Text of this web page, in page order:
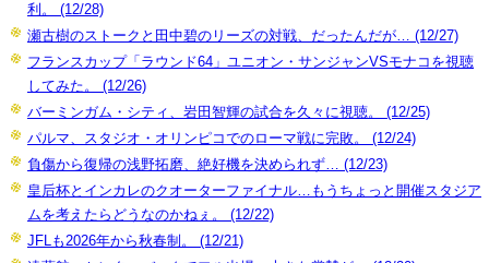
利。 (12/28)
瀬古樹のストークと田中碧のリーズの対戦、だったんだが… (12/27)
フランスカップ「ラウンド64」ユニオン・サンジャンVSモナコを視聴
してみた。 (12/26)
バーミンガム・シティ、岩田智輝の試合を久々に視聴。 (12/25)
パルマ、スタジオ・オリンピコでのローマ戦に完敗。 (12/24)
負傷から復帰の浅野拓磨、絶好機を決められず… (12/23)
皇后杯とインカレのクオーターファイナル…もうちょっと開催スタジア
ムを考えたらどうなのかねぇ。 (12/22)
JFLも2026年から秋春制。 (12/21)